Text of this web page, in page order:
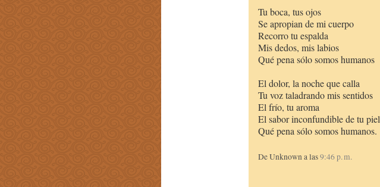
Tu boca, tus ojos
Se apropian de mi cuerpo
Recorro tu espalda
Mis dedos, mis labios
Qué pena sólo somos humanos
El dolor, la noche que calla
Tu voz taladrando mis sentidos
El frío, tu aroma
El sabor inconfundible de tu piel
Qué pena sólo somos humanos.
De Unknowna las9:46 p. m.